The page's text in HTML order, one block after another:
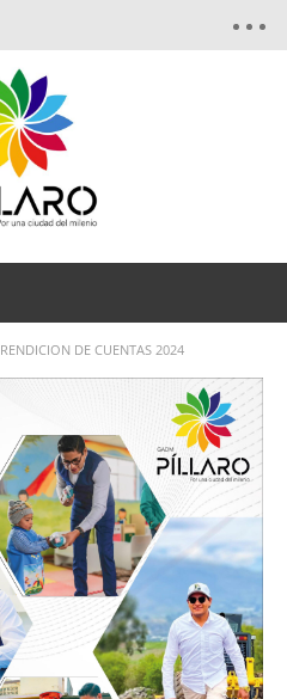
RENDICION DE CUENTAS 2024